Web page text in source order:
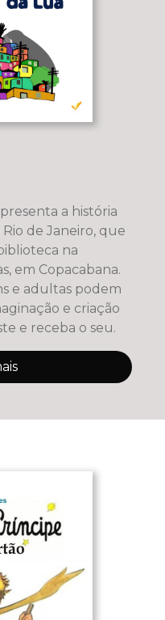
a história
de Janeiro, que
na
em Copacabana.
e adultas podem
e criação
e receba o seu.